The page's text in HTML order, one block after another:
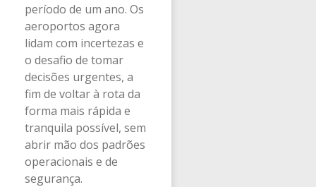
período de um ano. Os
aeroportos agora
lidam com incertezas e
o desafio de tomar
decisões urgentes, a
fim de voltar à rota da
forma mais rápida e
tranquila possível, sem
abrir mão dos padrões
operacionais e de
segurança.